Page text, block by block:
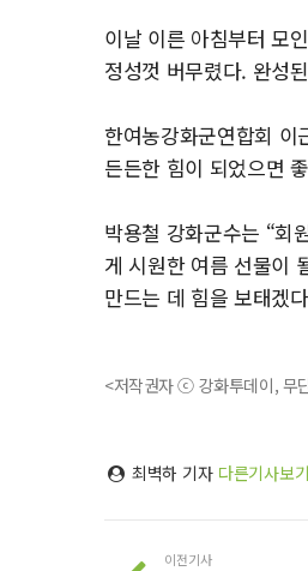
이날 이른 아침부터 모
정성껏 버무렸다. 완성
한여농강화군연합회 이
든든한 힘이 되었으면
박용철 강화군수는 “회
게 시원한 여름 선물이
만드는 데 힘을 보태겠
<저작권자 ⓒ 강화투데이, 무
최벽하 기자 다른기사보기
이전기사